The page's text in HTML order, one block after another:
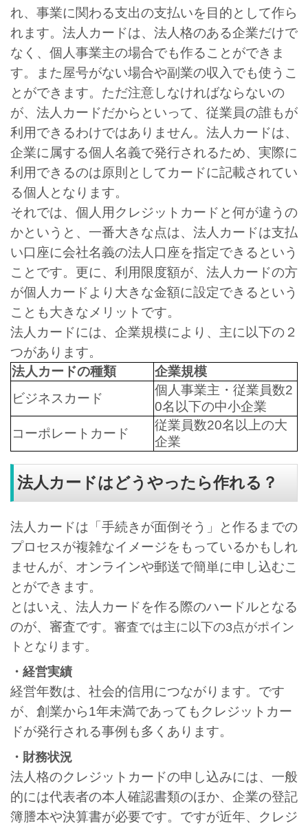
れ、事業に関わる支出の支払いを目的として作ら
れます。法人カードは、法人格のある企業だけで
なく、個人事業主の場合でも作ることができま
す。また屋号がない場合や副業の収入でも使うこ
とができます。ただ注意しなければならないの
が、法人カードだからといって、従業員の誰もが
利用できるわけではありません。法人カードは、
企業に属する個人名義で発行されるため、実際に
利用できるのは原則としてカードに記載されてい
る個人となります。
それでは、個人用クレジットカードと何が違うの
かというと、一番大きな点は、法人カードは支払
い口座に会社名義の法人口座を指定できるという
ことです。更に、利用限度額が、法人カードの方
が個人カードより大きな金額に設定できるという
ことも大きなメリットです。
法人カードには、企業規模により、主に以下の２
つがあります。
法人カードの種類
企業規模
ビジネスカード
個人事業主・従業員数2
0名以下の中小企業
コーポレートカード
従業員数20名以上の大
企業
法人カードはどうやったら作れる？
法人カードは「手続きが面倒そう」と作るまでの
プロセスが複雑なイメージをもっているかもしれ
ませんが、オンラインや郵送で簡単に申し込むこ
とができます。
とはいえ、法人カードを作る際のハードルとなる
のが、審査です。審査では主に以下の3点がポイン
トとなります。
・経営実績
経営年数は、社会的信用につながります。です
が、創業から1年未満であってもクレジットカー
ドが発行される事例も多くあります。
・財務状況
法人格のクレジットカードの申し込みには、一般
的には代表者の本人確認書類のほか、企業の登記
簿謄本や決算書が必要です。ですが近年、クレジ